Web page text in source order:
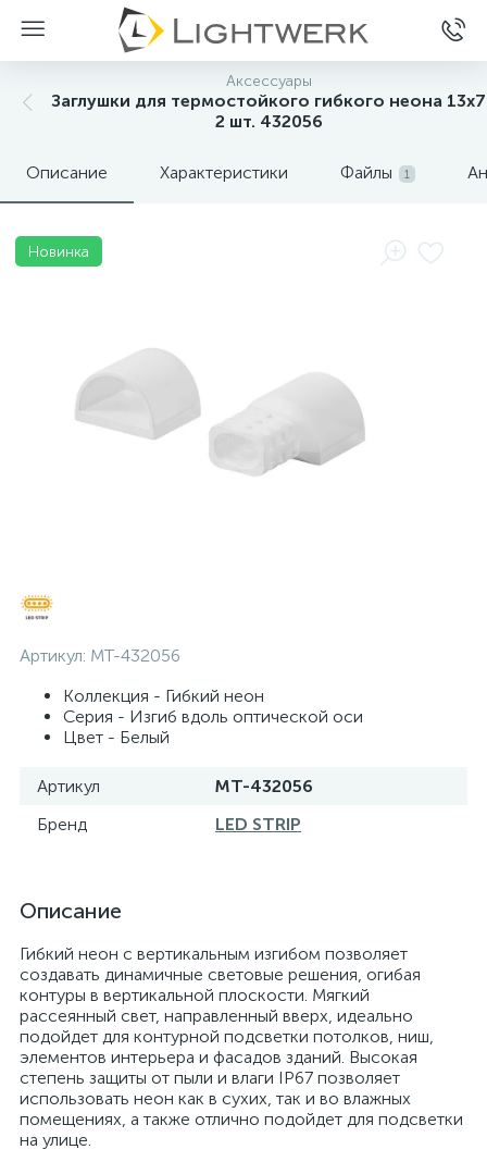
Аксессуары
Заглушки для термостойкого гибкого неона 13х7
2 шт. 432056
Описание Характеристики Файлы 1
Новинка
Артикул: MT-432056
Коллекция - Гибкий неон
Серия - Изгиб вдоль оптической оси
Цвет - Белый
Артикул
MT-432056
Бренд
LED STRIP
Описание
Гибкий неон с вертикальным изгибом позволяет
создавать динамичные световые решения, огибая
контуры в вертикальной плоскости. Мягкий
рассеянный свет, направленный вверх, идеально
подойдет для контурной подсветки потолков, ниш,
элементов интерьера и фасадов зданий. Высокая
степень защиты от пыли и влаги IP67 позволяет
использовать неон как в сухих, так и во влажных
помещениях, а также отлично подойдет для подсветки
на улице.